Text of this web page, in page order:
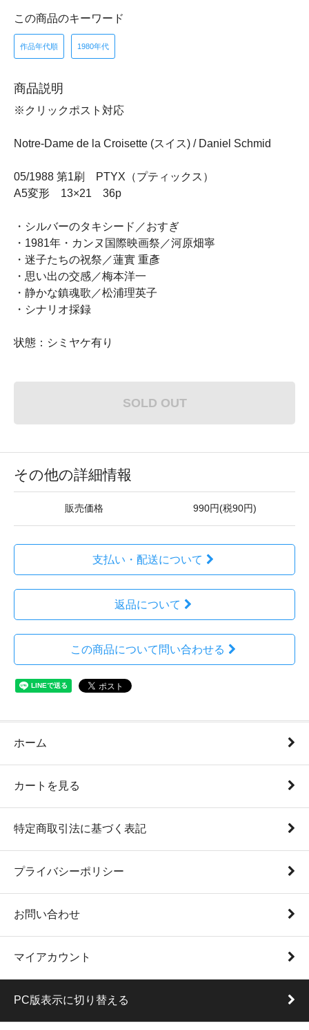
この商品のキーワード
作品年代順 1980年代
商品説明
※クリックポスト対応
Notre-Dame de la Croisette (スイス) / Daniel Schmid
05/1988 第1刷 PTYX（プティックス）
A5変形 13×21 36p
・シルバーのタキシード／おすぎ
・1981年・カンヌ国際映画祭／河原畑寧
・迷子たちの祝祭／蓮實 重彥
・思い出の交感／梅本洋一
・静かな鎮魂歌／松浦理英子
・シナリオ採録
状態：シミヤケ有り
SOLD OUT
その他の詳細情報
販売価格 990円(税90円)
支払い・配送について
返品について
この商品について問い合わせる
ホーム
カートを見る
特定商取引法に基づく表記
プライバシーポリシー
お問い合わせ
マイアカウント
PC版表示に切り替える